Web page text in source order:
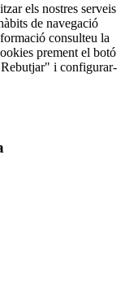
els nostres serveis
de navegació
consulteu la
prement el botó
i configurar-